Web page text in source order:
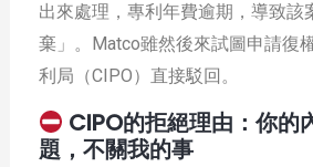
出來處理，專利年費逾期，導致該
棄」。Matco雖然後來試圖申請復
利局（CIPO）直接駁回。
CIPO的拒絕理由：你的
題，不關我的事